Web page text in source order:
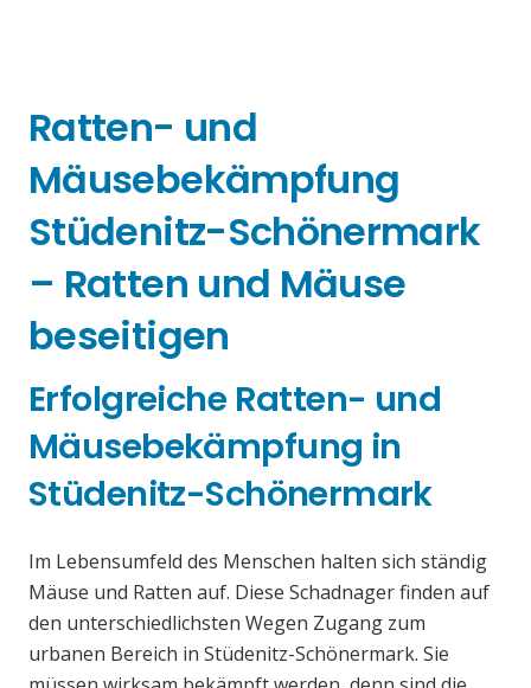
Ratten- und
Mäusebekämpfung
Stüdenitz-Schönermark
– Ratten und Mäuse
beseitigen
Erfolgreiche Ratten- und
Mäusebekämpfung in
Stüdenitz-Schönermark
Im Lebensumfeld des Menschen halten sich ständig
Mäuse und Ratten auf. Diese Schadnager finden auf
den unterschiedlichsten Wegen Zugang zum
urbanen Bereich in Stüdenitz-Schönermark. Sie